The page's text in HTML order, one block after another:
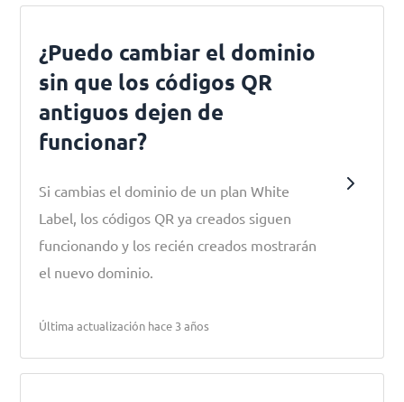
¿Puedo cambiar el dominio
sin que los códigos QR
antiguos dejen de
funcionar?
Si cambias el dominio de un plan White
Label, los códigos QR ya creados siguen
funcionando y los recién creados mostrarán
el nuevo dominio.
Última actualización hace 3 años